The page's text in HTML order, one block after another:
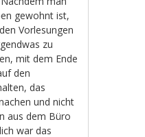
gewohnt ist,
Vorlesungen
zu
mit dem Ende
den
das
und nicht
aus dem Büro
war das